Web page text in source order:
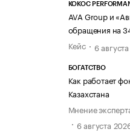
KOKOC
AVA Group и
обращения на
Кейс
6
БОГАТСТВО
Как работает
Казахстана
Мнение
6 августа